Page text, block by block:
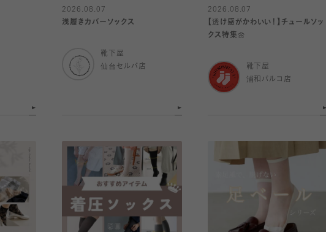
2026.08.07
浅履きカバーソックス
靴下屋
仙台セルバ店
2026.08.07
【透け感がかわいい！】チュールソッ
クス特集🌼
靴下屋
浦和パルコ店